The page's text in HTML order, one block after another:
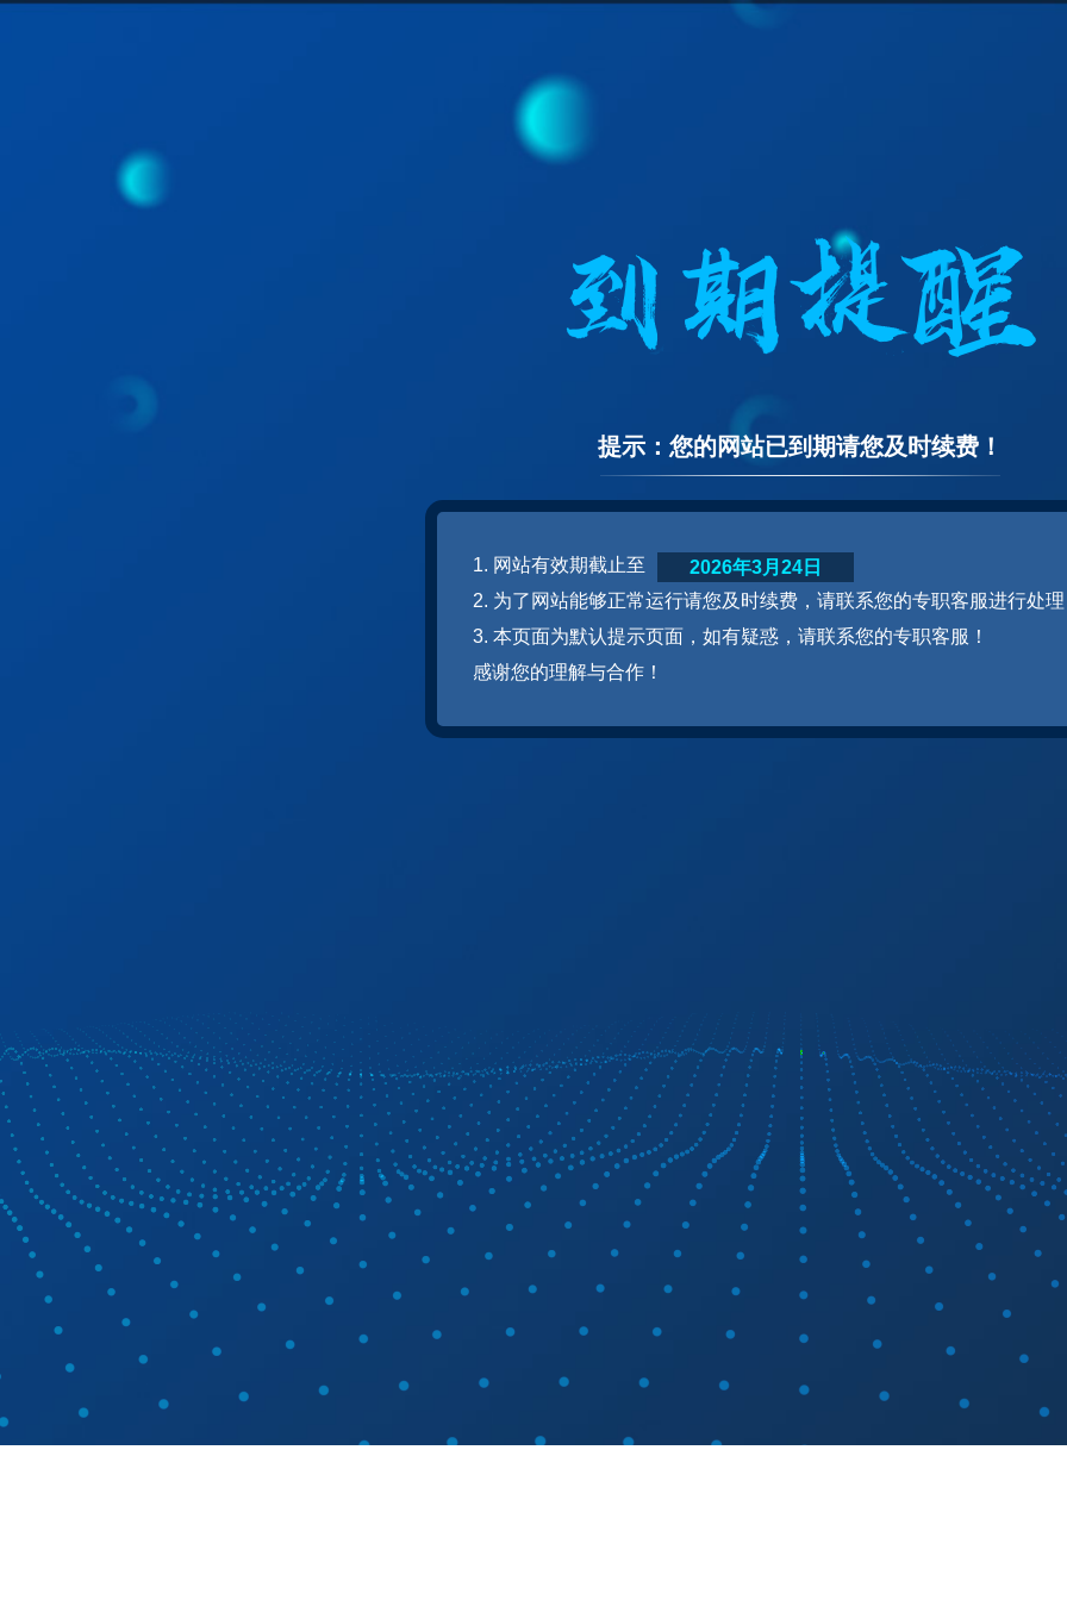
提示：您的网站已到期请您及时续费！
1. 网站有效期截止至
2. 为了网站能够正常运行请您及时续费，请联系您的专职客服进行处
3. 本页面为默认提示页面，如有疑惑，请联系您的专职客服！
感谢您的理解与合作！
2026年3月24日